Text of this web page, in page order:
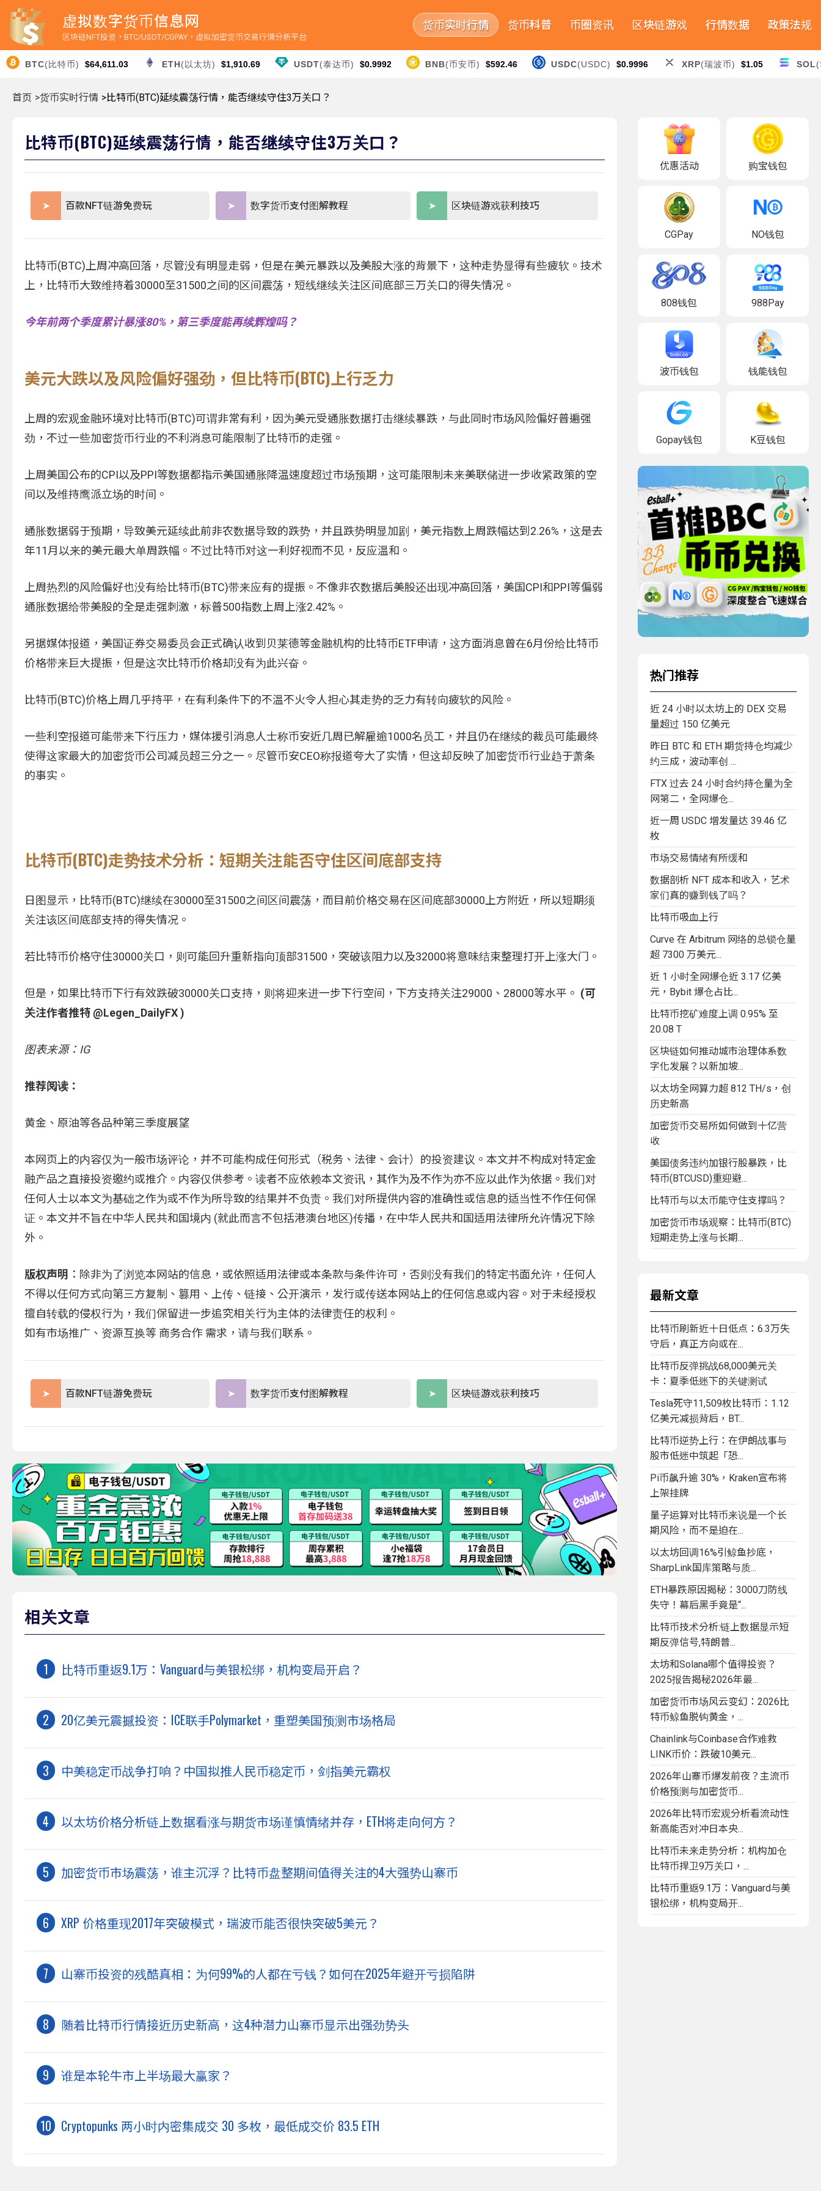
虚拟数字货币信息网
区块链NFT投资，BTC/USDT/CGPAY，虚拟加密货币交易行情分析平台
货币实时行情 货币科普 币圈资讯 区块链游戏 行情数据 政策法规
BTC(比特币) $64,611.03 ETH(以太坊) $1,910.69 USDT(泰达币) $0.9992 BNB(币安币) $592.46 USDC(USDC) $0.9996 XRP(瑞波币) $1.05 SOL
首页 >货币实时行情 >比特币(BTC)延续震荡行情，能否继续守住3万关口？
比特币(BTC)延续震荡行情，能否继续守住3万关口？
百款NFT链游免费玩 数字货币支付图解教程 区块链游戏获利技巧
比特币(BTC)上周冲高回落，尽管没有明显走弱，但是在美元暴跌以及美股大涨的背景下，这种走势显得有些疲软。技术
上，比特币大致维持着30000至31500之间的区间震荡，短线继续关注区间底部三万关口的得失情况。
今年前两个季度累计暴涨80%，第三季度能再续辉煌吗？
美元大跌以及风险偏好强劲，但比特币(BTC)上行乏力
上周的宏观金融环境对比特币(BTC)可谓非常有利，因为美元受通胀数据打击继续暴跌，与此同时市场风险偏好普遍强
劲，不过一些加密货币行业的不利消息可能限制了比特币的走强。
上周美国公布的CPI以及PPI等数据都指示美国通胀降温速度超过市场预期，这可能限制未来美联储进一步收紧政策的空
间以及维持鹰派立场的时间。
通胀数据弱于预期，导致美元延续此前非农数据导致的跌势，并且跌势明显加剧，美元指数上周跌幅达到2.26%，这是去
年11月以来的美元最大单周跌幅。不过比特币对这一利好视而不见，反应温和。
上周热烈的风险偏好也没有给比特币(BTC)带来应有的提振。不像非农数据后美股还出现冲高回落，美国CPI和PPI等偏弱
通胀数据给带美股的全是走强刺激，标普500指数上周上涨2.42%。
另据媒体报道，美国证券交易委员会正式确认收到贝莱德等金融机构的比特币ETF申请，这方面消息曾在6月份给比特币
价格带来巨大提振，但是这次比特币价格却没有为此兴奋。
比特币(BTC)价格上周几乎持平，在有利条件下的不温不火令人担心其走势的乏力有转向疲软的风险。
一些利空报道可能带来下行压力，媒体援引消息人士称币安近几周已解雇逾1000名员工，并且仍在继续的裁员可能最终
使得这家最大的加密货币公司减员超三分之一。尽管币安CEO称报道夸大了实情，但这却反映了加密货币行业趋于萧条
的事实。
比特币(BTC)走势技术分析：短期关注能否守住区间底部支持
日图显示，比特币(BTC)继续在30000至31500之间区间震荡，而目前价格交易在区间底部30000上方附近，所以短期须
关注该区间底部支持的得失情况。
若比特币价格守住30000关口，则可能回升重新指向顶部31500，突破该阻力以及32000将意味结束整理打开上涨大门。
但是，如果比特币下行有效跌破30000关口支持，则将迎来进一步下行空间，下方支持关注29000、28000等水平。 (可
关注作者推特 @Legen_DailyFX )
图表来源：IG
推荐阅读：
黄金、原油等各品种第三季度展望
本网页上的内容仅为一般市场评论，并不可能构成任何形式（税务、法律、会计）的投资建议。本文并不构成对特定金
融产品之直接投资邀约或推介。内容仅供参考。读者不应依赖本文资讯，其作为及不作为亦不应以此作为依据。我们对
任何人士以本文为基础之作为或不作为所导致的结果并不负责。我们对所提供内容的准确性或信息的适当性不作任何保
证。本文并不旨在中华人民共和国境内 (就此而言不包括港澳台地区)传播，在中华人民共和国适用法律所允许情况下除
外。
版权声明 ：除非为了浏览本网站的信息，或依照适用法律或本条款与条件许可，否则没有我们的特定书面允许，任何人
不得以任何方式向第三方复制、篡用、上传、链接、公开演示，发行或传送本网站上的任何信息或内容。对于未经授权
擅自转载的侵权行为，我们保留进一步追究相关行为主体的法律责任的权利。
如有市场推广、资源互换等 商务合作 需求，请与我们联系。
百款NFT链游免费玩 数字货币支付图解教程 区块链游戏获利技巧
相关文章
比特币重返9.1万：Vanguard与美银松绑，机构变局开启？
20亿美元震撼投资：ICE联手Polymarket，重塑美国预测市场格局
中美稳定币战争打响？中国拟推人民币稳定币，剑指美元霸权
以太坊价格分析链上数据看涨与期货市场谨慎情绪并存，ETH将走向何方？
加密货币市场震荡，谁主沉浮？比特币盘整期间值得关注的4大强势山寨币
XRP 价格重现2017年突破模式，瑞波币能否很快突破5美元？
山寨币投资的残酷真相：为何99%的人都在亏钱？如何在2025年避开亏损陷阱
随着比特币行情接近历史新高，这4种潜力山寨币显示出强劲势头
谁是本轮牛市上半场最大赢家？
Cryptopunks 两小时内密集成交 30 多枚，最低成交价 83.5 ETH
优惠活动 购宝钱包
CGPay NO钱包
808钱包 988Pay
波币钱包 钱能钱包
Gopay钱包 K豆钱包
热门推荐
近 24 小时以太坊上的 DEX 交易
量超过 150 亿美元
昨日 BTC 和 ETH 期货持仓均减少
约三成，波动率创 ...
FTX 过去 24 小时合约持仓量为全
网第二，全网爆仓...
近一周 USDC 增发量达 39.46 亿
枚
市场交易情绪有所缓和
数据剖析 NFT 成本和收入，艺术
家们真的赚到钱了吗？
比特币吸血上行
Curve 在 Arbitrum 网络的总锁仓量
超 7300 万美元...
近 1 小时全网爆仓近 3.17 亿美
元，Bybit 爆仓占比...
比特币挖矿难度上调 0.95% 至
20.08 T
区块链如何推动城市治理体系数
字化发展？以新加坡...
以太坊全网算力超 812 TH/s，创
历史新高
加密货币交易所如何做到十亿营
收
美国债务违约加银行股暴跌，比
特币(BTCUSD)重迎避...
比特币与以太币能守住支撑吗？
加密货币市场观察：比特币(BTC)
短期走势上涨与长期...
最新文章
比特币刷新近十日低点：6.3万失
守后，真正方向或在...
比特币反弹挑战68,000美元关
卡：夏季低迷下的关键测试
Tesla死守11,509枚比特币：1.12
亿美元减损背后，BT...
比特币逆势上行：在伊朗战事与
股市低迷中筑起「恐...
Pi币飙升逾 30%，Kraken宣布将
上架挂牌
量子运算对比特币来说是一个长
期风险，而不是迫在...
以太坊回调16%引鲸鱼抄底，
SharpLink国库策略与质...
ETH暴跌原因揭秘：3000刀防线
失守！幕后黑手竟是“...
比特币技术分析:链上数据显示短
期反弹信号,特朗普...
太坊和Solana哪个值得投资？
2025报告揭秘2026年最...
加密货币市场风云变幻：2026比
特币鲸鱼脱钩黄金，...
Chainlink与Coinbase合作难救
LINK币价：跌破10美元...
2026年山寨币爆发前夜？主流币
价格预测与加密货币...
2026年比特币宏观分析看流动性
新高能否对冲日本央...
比特币未来走势分析：机构加仓
比特币捍卫9万关口，...
比特币重返9.1万：Vanguard与美
银松绑，机构变局开...